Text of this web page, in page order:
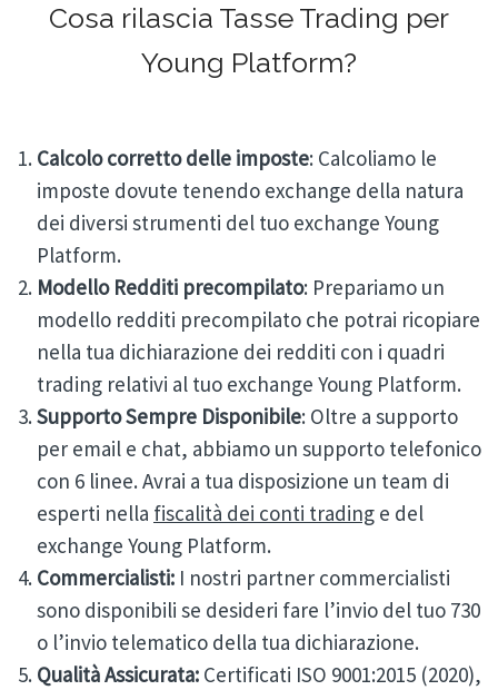
Cosa rilascia Tasse Trading per
Young Platform?
Calcolo corretto delle imposte: Calcoliamo le
imposte dovute tenendo exchange della natura
dei diversi strumenti del tuo exchange Young
Platform.
Modello Redditi precompilato: Prepariamo un
modello redditi precompilato che potrai ricopiare
nella tua dichiarazione dei redditi con i quadri
trading relativi al tuo exchange Young Platform.
Supporto Sempre Disponibile: Oltre a supporto
per email e chat, abbiamo un supporto telefonico
con 6 linee. Avrai a tua disposizione un team di
esperti nella fiscalità dei conti trading e del
exchange Young Platform.
Commercialisti: I nostri partner commercialisti
sono disponibili se desideri fare l’invio del tuo 730
o l’invio telematico della tua dichiarazione.
Qualità Assicurata: Certificati ISO 9001:2015 (2020),